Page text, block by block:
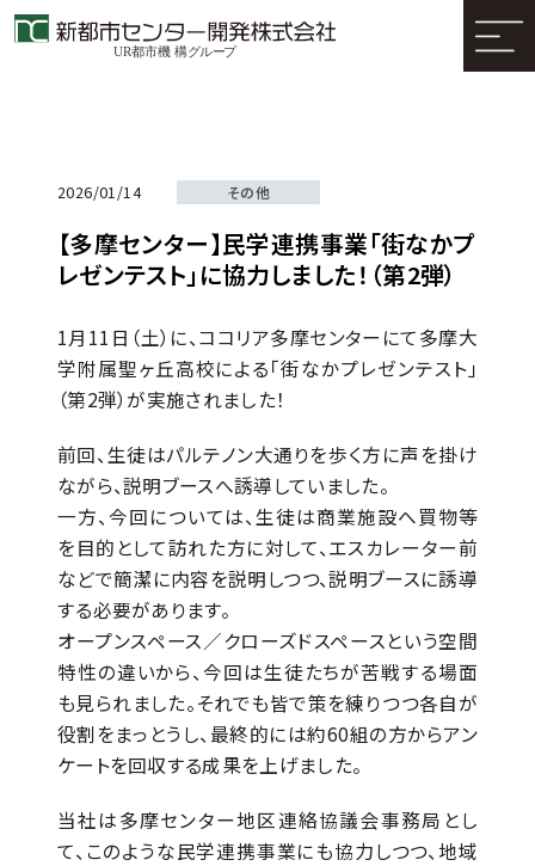
2026/01/14 その他
【多摩センター】民学連携事業「街なかプ
レゼンテスト」に協力しました！（第2弾）
1月11日（土）に、ココリア多摩センターにて多摩大
学附属聖ヶ丘高校による「街なかプレゼンテスト」
（第2弾）が実施されました！
前回、生徒はパルテノン大通りを歩く方に声を掛け
ながら、説明ブースへ誘導していました。
一方、今回については、生徒は商業施設へ買物等
を目的として訪れた方に対して、エスカレーター前
などで簡潔に内容を説明しつつ、説明ブースに誘導
する必要があります。
オープンスペース／クローズドスペースという空間
特性の違いから、今回は生徒たちが苦戦する場面
も見られました。それでも皆で策を練りつつ各自が
役割をまっとうし、最終的には約60組の方からアン
ケートを回収する成果を上げました。
当社は多摩センター地区連絡協議会事務局とし
て、このような民学連携事業にも協力しつつ、地域